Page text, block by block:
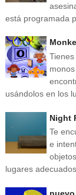
está programada
usándolos en los
Night
Te
e
lugares